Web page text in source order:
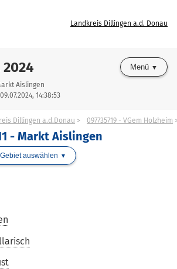
Landkreis Dillingen a.d. Donau
Aislingen
14:38:53
Menü
Dillingen a.d.Donau 097735719 - VGem Holzheim
- Markt Aislingen
auswählen